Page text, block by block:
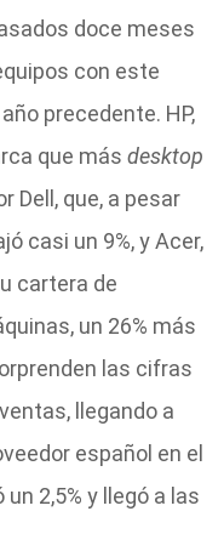
doce meses
con este
precedente. HP,
que más desktop
Dell, que, a pesar
casi un 9%, y Acer,
cartera de
un 26% más
las cifras
llegando a
español en el
2,5% y llegó a las